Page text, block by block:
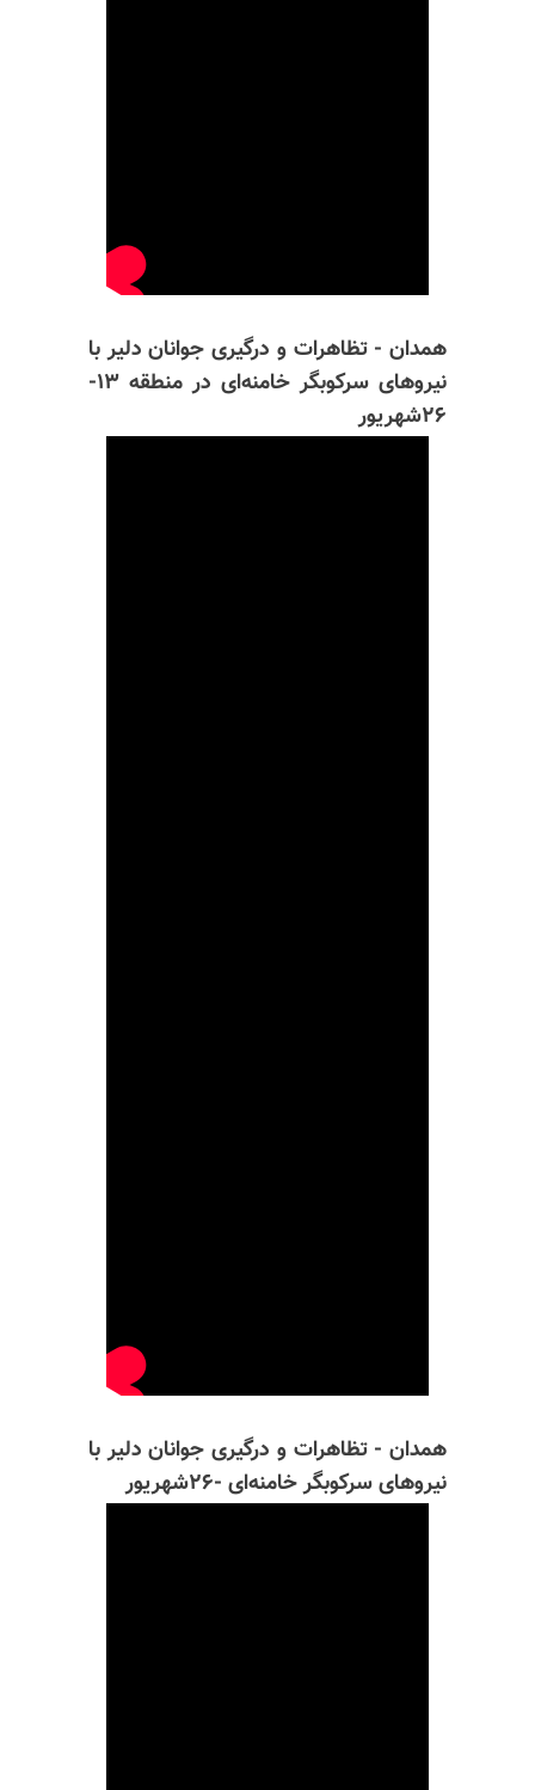
همدان - تظاهرات و درگیری جوانان دلیر با
نیروهای سرکوبگر خامنه‌ای در منطقه ۱۳-
۲۶شهریور
همدان - تظاهرات و درگیری جوانان دلیر با
نیروهای سرکوبگر خامنه‌ای -۲۶شهریور